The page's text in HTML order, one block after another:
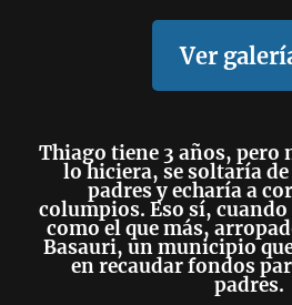
Ver
Thiago tiene 3 años, pero
lo hiciera, se soltaría
padres y echaría a
columpios. Eso sí,
como el que más,
Basauri, un municipio
en recaudar fondos
padres.